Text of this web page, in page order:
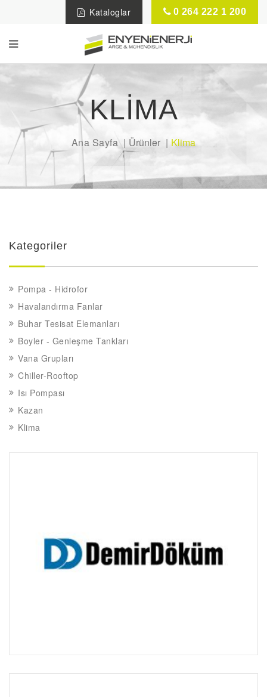
Kataloglar 0 264 222 1 200
KLIMA
Ana Sayfa Ürünler Klima
Kategoriler
Pompa - Hidrofor
Havalandırma Fanlar
Buhar Tesisat Elemanları
Boyler - Genleşme Tankları
Vana Grupları
Chiller-Rooftop
Isı Pompası
Kazan
Klima